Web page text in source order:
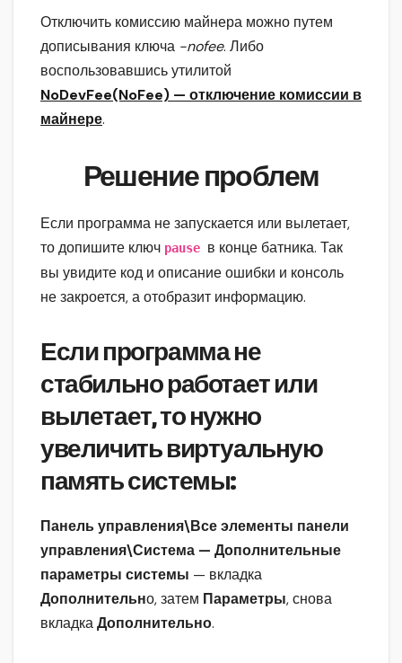
Отключить комиссию майнера можно путем
дописывания ключа -nofee. Либо
воспользовавшись утилитой
NoDevFee(NoFee) — отключение комиссии в
майнере.
Решение проблем
Если программа не запускается или вылетает,
то допишите ключ pause в конце батника. Так
вы увидите код и описание ошибки и консоль
не закроется, а отобразит информацию.
Если программа не
стабильно работает или
вылетает, то нужно
увеличить виртуальную
память системы:
Панель управления\Все элементы панели
управления\Система — Дополнительные
параметры системы — вкладка
Дополнительно, затем Параметры, снова
вкладкаДополнительно.